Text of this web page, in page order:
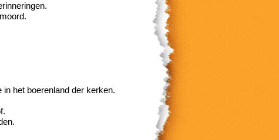
het boerenland der kerken.